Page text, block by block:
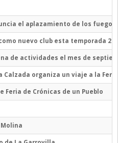
el aplazamiento de los
nuevo club esta temporada
de actividades el mes de
Calzada organiza un viaje a la
Feria de Crónicas de un Pueblo